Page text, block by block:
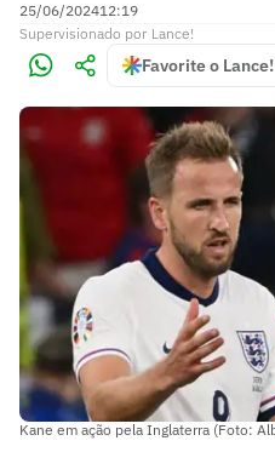
25/06/202412:19
Supervisionado por Lance!
Favorite o
Kane em ação pela Inglaterra (Foto: